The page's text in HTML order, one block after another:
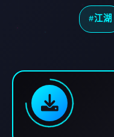
#江湖